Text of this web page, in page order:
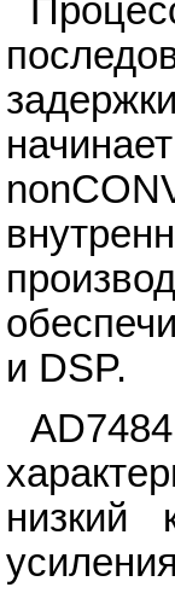
и DSP.